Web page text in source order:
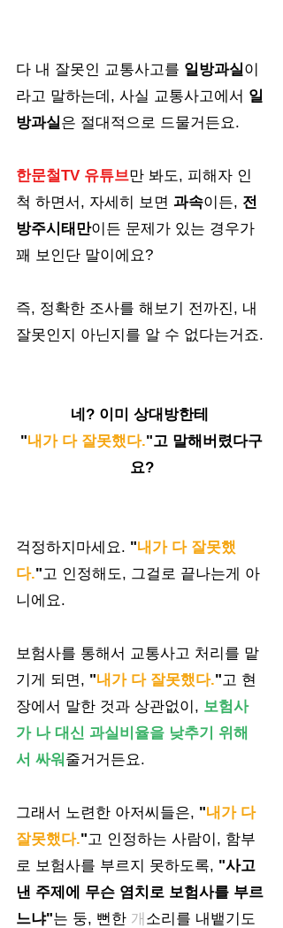
다 내 잘못인 교통사고를 일방과실 이
라고 말하는데, 사실 교통사고에서 일
방과실 은 절대적으로 드물거든요.
한문철TV 유튜브만 봐도, 피해자 인
척 하면서, 자세히 보면 과속이든, 전
방주시태만이든 문제가 있는 경우가
꽤 보인단 말이에요?
즉, 정확한 조사를 해보기 전까진, 내
잘못인지 아닌지를 알 수 없다는거죠.
네? 이미 상대방한테
"내가 다 잘못했다."고 말해버렸다구
요?
걱정하지마세요. "내가 다 잘못했
다."고 인정해도, 그걸로 끝나는게 아
니에요.
보험사를 통해서 교통사고 처리를 맡
기게 되면, "내가 다 잘못했다."고 현
장에서 말한 것과 상관없이, 보험사
가 나 대신 과실비율을 낮추기 위해
서 싸워 줄거거든요.
그래서 노련한 아저씨들은, "내가 다
잘못했다."고 인정하는 사람이, 함부
로 보험사를 부르지 못하도록, "사고
낸 주제에 무슨 염치로 보험사를 부르
느냐"는 둥, 뻔한 개 소리를 내뱉기도